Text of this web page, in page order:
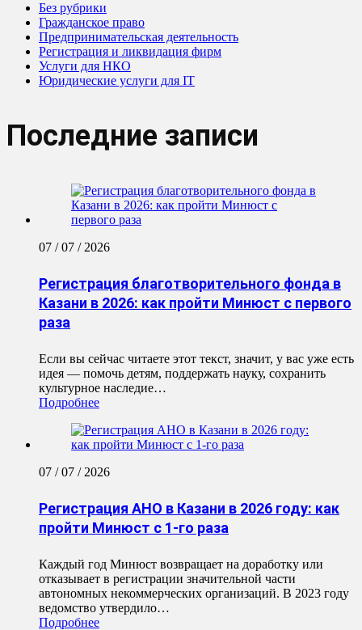
Без рубрики
Гражданское право
Предпринимательская деятельность
Регистрация и ликвидация фирм
Услуги для НКО
Юридические услуги для IT
Последние записи
07 / 07 / 2026
Регистрация благотворительного фонда в
Казани в 2026: как пройти Минюст с первого
раза
Если вы сейчас читаете этот текст, значит, у вас уже есть
идея — помочь детям, поддержать науку, сохранить
культурное наследие…
Подробнее
07 / 07 / 2026
Регистрация АНО в Казани в 2026 году: как
пройти Минюст с 1-го раза
Каждый год Минюст возвращает на доработку или
отказывает в регистрации значительной части
автономных некоммерческих организаций. В 2023 году
ведомство утвердило…
Подробнее